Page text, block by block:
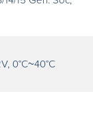
0°C~40°C